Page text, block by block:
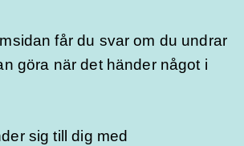
får du svar om du undrar
göra när det händer något i
sig till dig med